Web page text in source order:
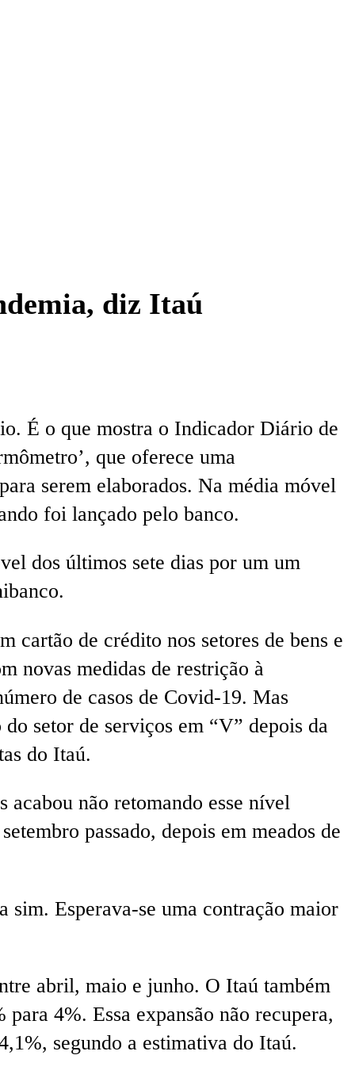
diz Itaú
É o que mostra o Indicador Diário de
que oferece uma
serem elaborados. Na média móvel
foi lançado pelo banco.
dos últimos sete dias por um um
cartão de crédito nos setores de bens e
novas medidas de restrição à
de casos de Covid-19. Mas
setor de serviços em “V” depois da
do Itaú.
não retomando esse nível
passado, depois em meados de
Esperava-se uma contração maior
abril, maio e junho. O Itaú também
4%. Essa expansão não recupera,
segundo a estimativa do Itaú.